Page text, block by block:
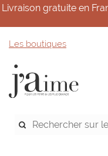
Livraison gratuite en
Les boutiques